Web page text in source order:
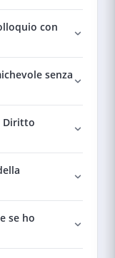
con
senza
Diritto
se ho